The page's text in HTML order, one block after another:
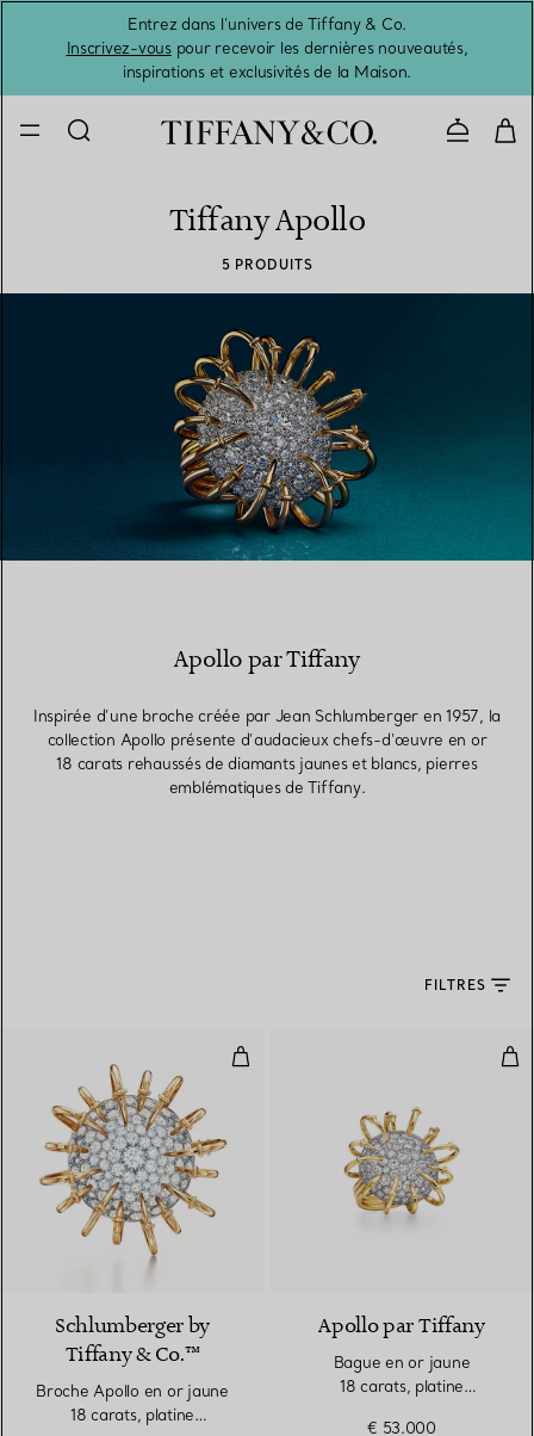
Entrez dans l’univers de Tiffany & Co.
Inscrivez-vouspour recevoir les dernières nouveautés,
inspirations et exclusivités de la Maison.
Tiffany Apollo
5 PRODUITS
Apollo par Tiffany
Inspirée d’une broche créée par Jean Schlumberger en 1957, la
collection Apollo présente d’audacieux chefs-d’œuvre en or
18 carats rehaussés de diamants jaunes et blancs, pierres
emblématiques de Tiffany.
FILTRES
Broche Apollo en or jaune 18
Schlumberger by
Tiffany & Co.™
Broche Apollo en or jaune
18 carats, platine
Apollo par Tiffany
Bague en or jaune
18 carats, platine
€ 53.000